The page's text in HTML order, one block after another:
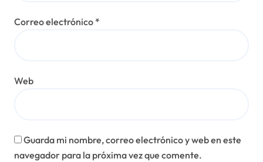
Correo electrónico *
Web
Guarda mi nombre, correo electrónico y web en este
navegador para la próxima vez que comente.